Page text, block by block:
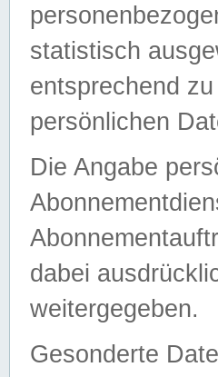
statistisch
entsprechend
persönlichen
Die Angabe
dabei
weitergegeben.
Gesonderte